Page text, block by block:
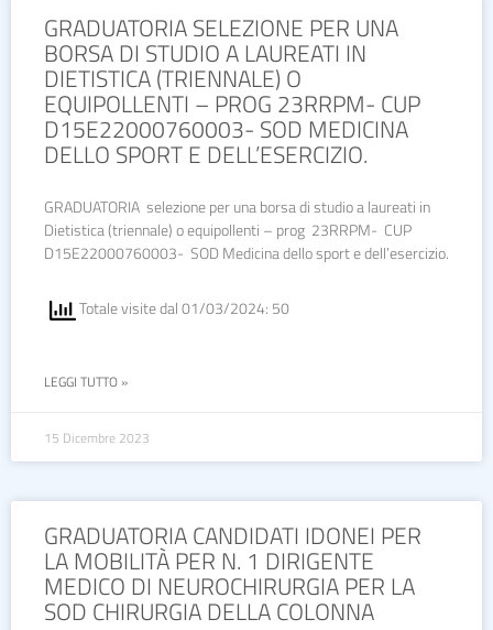
GRADUATORIA SELEZIONE PER UNA
BORSA DI STUDIO A LAUREATI IN
DIETISTICA (TRIENNALE) O
EQUIPOLLENTI – PROG 23RRPM- CUP
D15E22000760003- SOD MEDICINA
DELLO SPORT E DELL’ESERCIZIO.
GRADUATORIA selezione per una borsa di studio a laureati in
Dietistica (triennale) o equipollenti – prog 23RRPM- CUP
D15E22000760003- SOD Medicina dello sport e dell’esercizio.
Totale visite dal 01/03/2024: 50
LEGGI TUTTO »
15 Dicembre 2023
GRADUATORIA CANDIDATI IDONEI PER
LA MOBILITÀ PER N. 1 DIRIGENTE
MEDICO DI NEUROCHIRURGIA PER LA
SOD CHIRURGIA DELLA COLONNA